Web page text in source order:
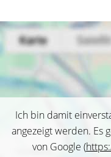
Ich bin damit
angezeigt werden. Es
von Google (